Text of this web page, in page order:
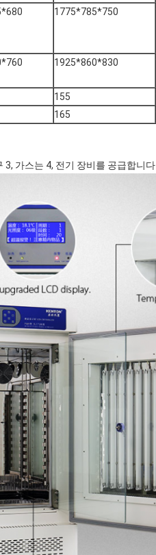
1775*785*750
1925*860*830
155
165
3, 가스는 4, 전기 장비를 공급합니다